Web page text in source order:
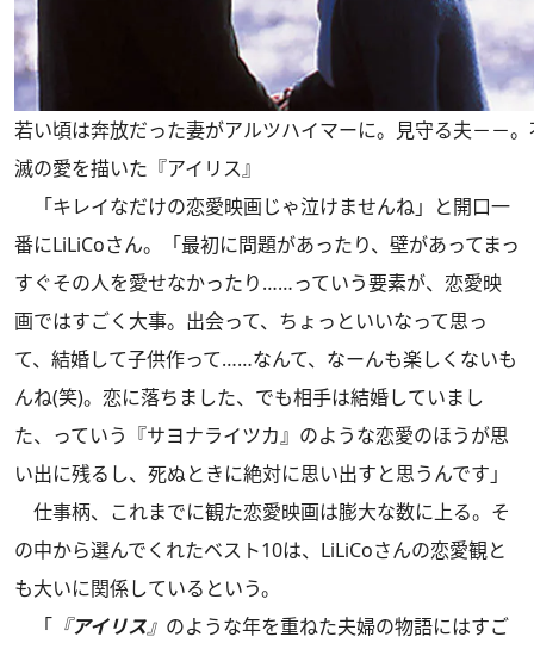
若い頃は奔放だった妻がアルツハイマーに。見守る夫－－。
滅の愛を描いた『アイリス』
「キレイなだけの恋愛映画じゃ泣けませんね」と開口一
番にLiLiCoさん。「最初に問題があったり、壁があってまっ
すぐその人を愛せなかったり……っていう要素が、恋愛映
画ではすごく大事。出会って、ちょっといいなって思っ
て、結婚して子供作って……なんて、なーんも楽しくないも
んね(笑)。恋に落ちました、でも相手は結婚していまし
た、っていう『サヨナライツカ』のような恋愛のほうが思
い出に残るし、死ぬときに絶対に思い出すと思うんです」
仕事柄、これまでに観た恋愛映画は膨大な数に上る。そ
の中から選んでくれたベスト10は、LiLiCoさんの恋愛観と
も大いに関係しているという。
「 『アイリス』 のような年を重ねた夫婦の物語にはすご